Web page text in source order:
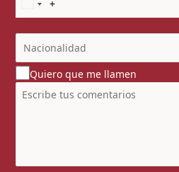
Quiero que me llamen